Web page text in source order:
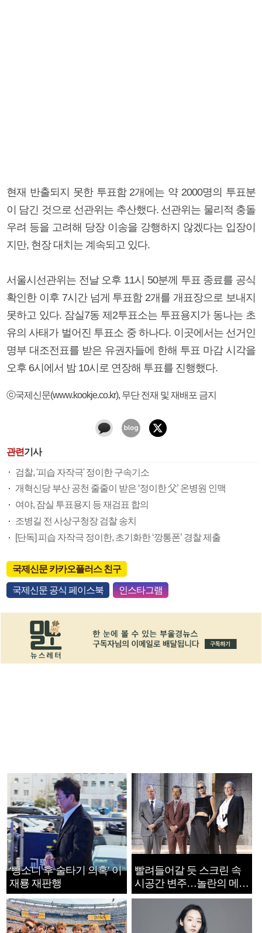
현재 반출되지 못한 투표함 2개에는 약 2000명의 투표분
이 담긴 것으로 선관위는 추산했다. 선관위는 물리적 충돌
우려 등을 고려해 당장 이송을 강행하지 않겠다는 입장이
지만, 현장 대치는 계속되고 있다.
서울시선관위는 전날 오후 11시 50분께 투표 종료를 공식
확인한 이후 7시간 넘게 투표함 2개를 개표장으로 보내지
못하고 있다. 잠실7동 제2투표소는 투표용지가 동나는 초
유의 사태가 벌어진 투표소 중 하나다. 이곳에서는 선거인
명부 대조전표를 받은 유권자들에 한해 투표 마감 시각을
오후 6시에서 밤 10시로 연장해 투표를 진행했다.
ⓒ국제신문(www.kookje.co.kr), 무단 전재 및 재배포 금지
관련기사
검찰, '피습 자작극' 정이한 구속기소
개혁신당 부산 공천 줄줄이 받은 ‘정이한 父’ 온병원 인맥
여야, 잠실 투표용지 등 재검표 합의
조병길 전 사상구청장 검찰 송치
[단독] 피습 자작극 정이한, 초기화한 ‘깡통폰’ 경찰 제출
국제신문 카카오플러스 친구
국제신문 공식 페이스북 인스타그램
‘뺑소니 후 술타기 의혹’ 이
재룡 재판행
빨려들어갈 듯 스크린 속
시공간 변주…놀란의 메시
지는 ‘전쟁 속죄’